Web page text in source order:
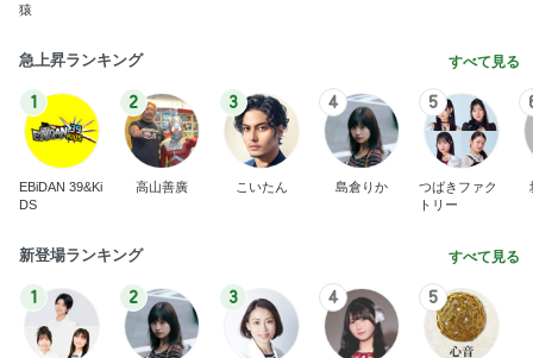
猿
急上昇ランキング すべて見る
1
EBiDAN 39&Ki
DS
2
高山善廣
3
こいたん
4
島倉りか
5
つばきファク
トリー
新登場ランキング すべて見る
1 2 3 4 5